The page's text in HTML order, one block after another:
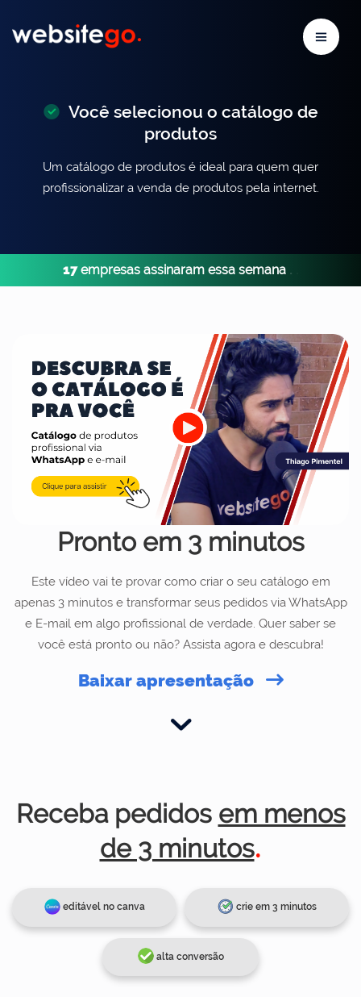
Você selecionou o catálogo de
produtos
Um catálogo de produtos é ideal para quem quer
profissionalizar a venda de produtos pela internet.
17empresas assinaram essa semana .
Pronto em 3 minutos
Este vídeo vai te provar como criar o seu catálogo em
apenas 3 minutos e transformar seus pedidos via WhatsApp
e E-mail em algo profissional de verdade. Quer saber se
você está pronto ou não? Assista agora e descubra!
Baixar apresentação
Receba pedidos em menos
de 3 minutos.
editável no canva crie em 3 minutos
alta conversão